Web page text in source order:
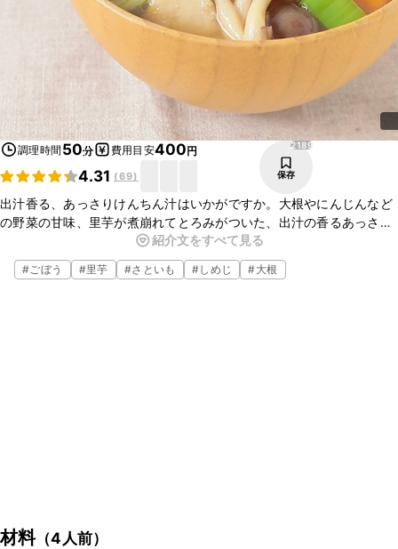
調理時間 50分 費用目安400円
4.31 (69)
2189
保存
出汁香る、あっさりけんちん汁はいかがですか。大根やにんじんなど
の野菜の甘味、里芋が煮崩れてとろみがついた、出汁の香るあっさり
としたスープが、とってもおいしいですよ。ごま油の風味も効いてい
ます。ぜひ作ってみてください。
紹介文をすべて見る
#ごぼう #里芋 #さといも #しめじ #大根
材料（4人前）